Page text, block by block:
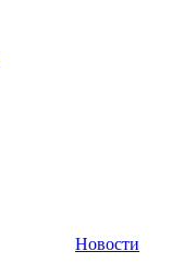
Новости